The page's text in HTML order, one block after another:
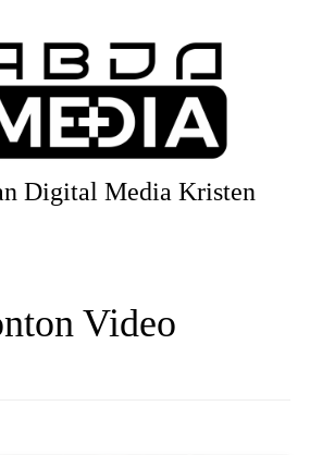
Digital Media Kristen
Video